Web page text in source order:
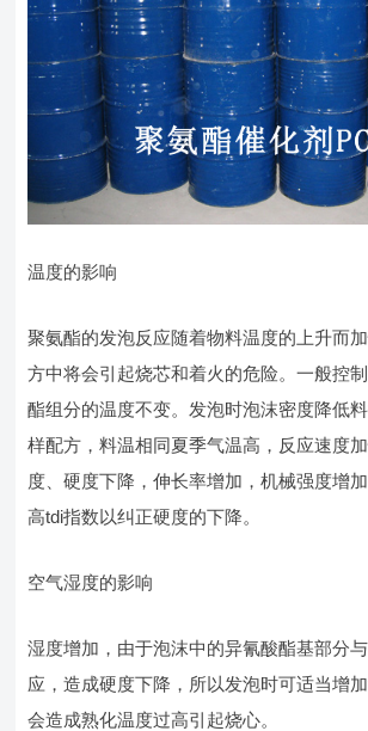
温度的影响
聚氨酯的发泡反应随着物料温度的上升而
方中将会引起烧芯和着火的危险。一般控
酯组分的温度不变。发泡时泡沫密度降低
样配方，料温相同夏季气温高，反应速度
度、硬度下降，伸长率增加，机械强度增
高tdi指数以纠正硬度的下降。
空气湿度的影响
湿度增加，由于泡沫中的异氰酸酯基部分
应，造成硬度下降，所以发泡时可适当增
会造成熟化温度过高引起烧心。